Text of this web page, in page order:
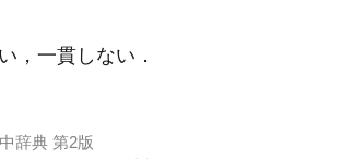
，一貫しない．
辞典 第2版